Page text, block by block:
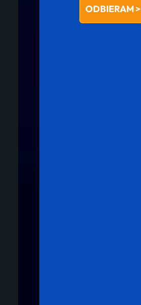
ODBIERAM >